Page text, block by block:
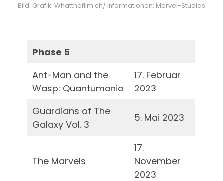
Bild: Grafik: Whatthefilm.ch/ Informationen: Marvel-Studios
Phase 5
Ant-Man and the
Wasp: Quantumania
17. Februar
2023
Guardians of The
Galaxy Vol. 3
5. Mai 2023
The Marvels
17.
November
2023